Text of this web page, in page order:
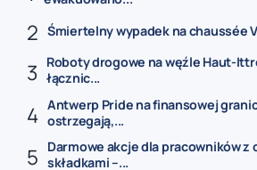
Śmiertelny wypadek na chaussée
Roboty drogowe na węźle Haut-
łącznic...
Antwerp Pride na finansowej
ostrzegają,...
Darmowe akcje dla pracowników z
składkami –...